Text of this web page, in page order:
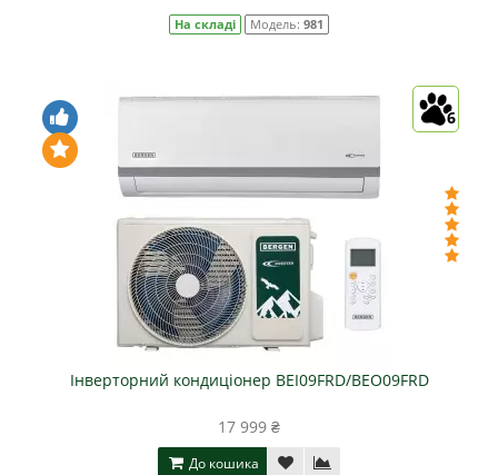
На складі Модель: 981
6
Інверторний кондиціонер BEI09FRD/BEO09FRD
17 999 ₴
До кошика